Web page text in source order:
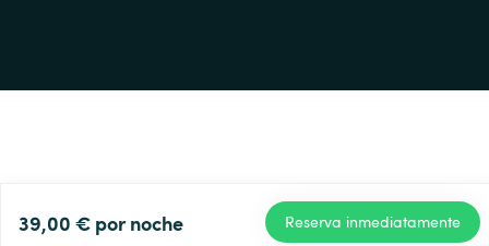
39,00 € por noche Reserva inmediatamente